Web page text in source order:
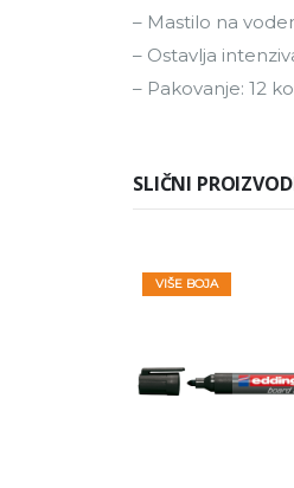
– Mastilo na
– Ostavlja
– Pakovanje: 12
SLIČNI
VIŠE BOJA